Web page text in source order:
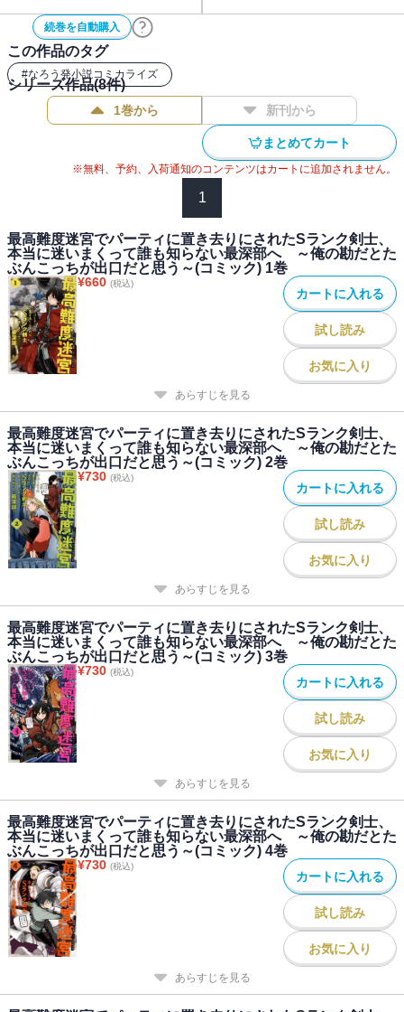
続巻を自動購入
この作品のタグ
#なろう発小説コミカライズ
シリーズ作品(8件)
1巻から 新刊から
まとめてカート
※無料、予約、入荷通知のコンテンツはカートに追加されません。
1
最高難度迷宮でパーティに置き去りにされたSランク剣士、
本当に迷いまくって誰も知らない最深部へ ～俺の勘だとた
ぶんこっちが出口だと思う～(コミック) 1巻
¥660 (税込)
カートに入れる
試し読み
お気に入り
あらすじを見る
最高難度迷宮でパーティに置き去りにされたSランク剣士、
本当に迷いまくって誰も知らない最深部へ ～俺の勘だとた
ぶんこっちが出口だと思う～(コミック) 2巻
¥730 (税込)
カートに入れる
試し読み
お気に入り
あらすじを見る
最高難度迷宮でパーティに置き去りにされたSランク剣士、
本当に迷いまくって誰も知らない最深部へ ～俺の勘だとた
ぶんこっちが出口だと思う～(コミック) 3巻
¥730 (税込)
カートに入れる
試し読み
お気に入り
あらすじを見る
最高難度迷宮でパーティに置き去りにされたSランク剣士、
本当に迷いまくって誰も知らない最深部へ ～俺の勘だとた
ぶんこっちが出口だと思う～(コミック) 4巻
¥730 (税込)
カートに入れる
試し読み
お気に入り
あらすじを見る